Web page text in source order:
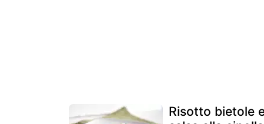
Risotto bietole